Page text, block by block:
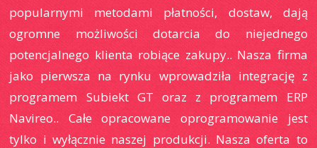
popularnymi metodami płatności, dostaw, dają
ogromne możliwości dotarcia do niejednego
potencjalnego klienta robiące zakupy.. Nasza firma
jako pierwsza na rynku wprowadziła integrację z
programem Subiekt GT oraz z programem ERP
Navireo.. Całe opracowane oprogramowanie jest
tylko i wyłącznie naszej produkcji. Nasza oferta to